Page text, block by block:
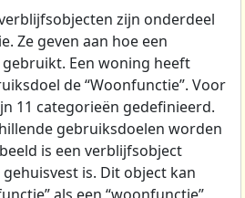
zijn onderdeel
Ze geven aan hoe een
Een woning heeft
de “Woonfunctie”. Voor
11 categorieën gedefinieerd.
gebruiksdoelen worden
is een verblijfsobject
is. Dit object kan